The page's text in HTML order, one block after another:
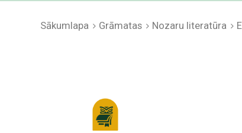
Sākumlapa Grāmatas Nozaru literatūra